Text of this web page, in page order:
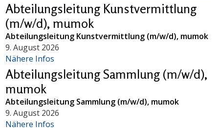
Abteilungsleitung Kunstvermittlung
(m/w/d), mumok
Abteilungsleitung Kunstvermittlung (m/w/d), mumok
9. August 2026
Nähere Infos
Abteilungsleitung Sammlung (m/w/d),
mumok
Abteilungsleitung Sammlung (m/w/d), mumok
9. August 2026
Nähere Infos